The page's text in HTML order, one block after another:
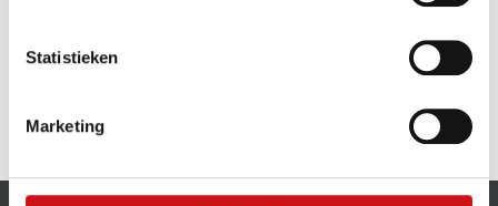
Statistieken
Marketing